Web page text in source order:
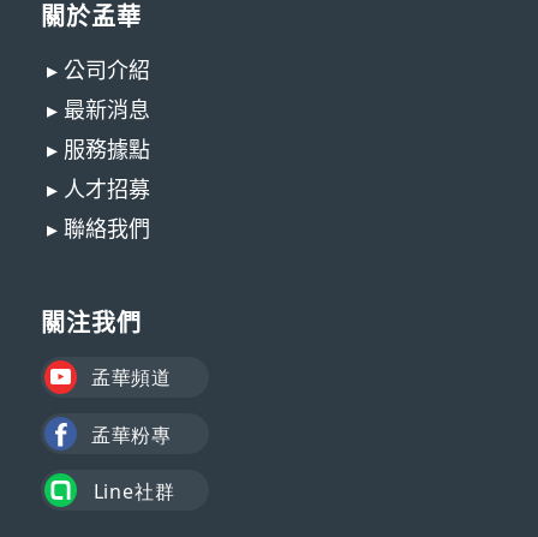
關於孟華
▸ 公司介紹
▸ 最新消息
▸ 服務據點
▸ 人才招募
▸ 聯絡我們
關注我們